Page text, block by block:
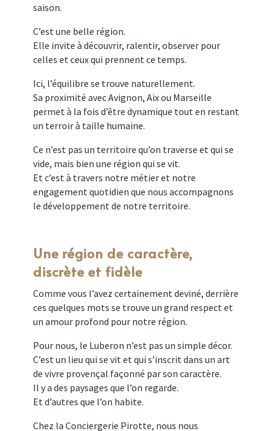
saison.
C’est une belle région.
Elle invite à découvrir, ralentir, observer pour
celles et ceux qui prennent ce temps.
Ici, l’équilibre se trouve naturellement.
Sa proximité avec Avignon, Aix ou Marseille
permet à la fois d’être dynamique tout en restant
un terroir à taille humaine.
Ce n’est pas un territoire qu’on traverse et qui se
vide, mais bien une région qui se vit.
Et c’est à travers notre métier et notre
engagement quotidien que nous accompagnons
le développement de notre territoire.
Une région de caractère,
discrète et fidèle
Comme vous l’avez certainement deviné, derrière
ces quelques mots se trouve un grand respect et
un amour profond pour notre région.
Pour nous, le Luberon n’est pas un simple décor.
C’est un lieu qui se vit et qui s’inscrit dans un art
de vivre provençal façonné par son caractère.
Il y a des paysages que l’on regarde.
Et d’autres que l’on habite.
Chez la Conciergerie Pirotte, nous nous